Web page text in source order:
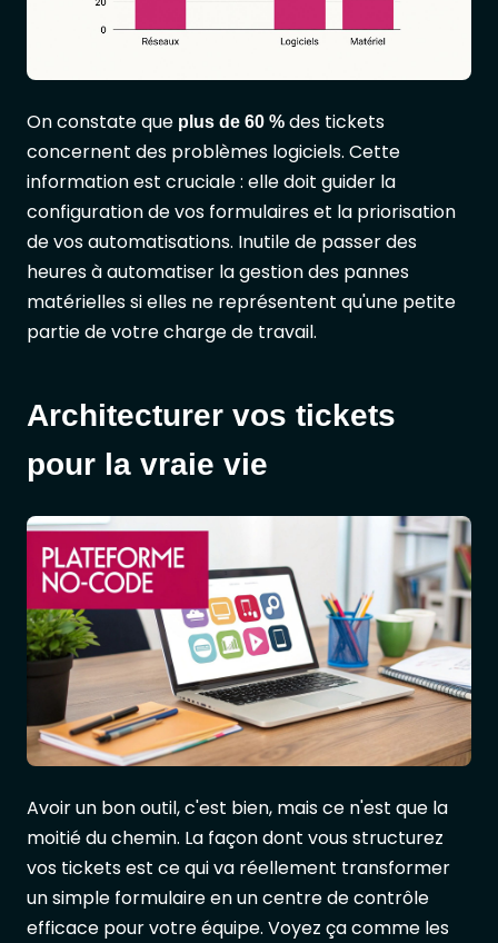
On constate que plus de 60 % des tickets
concernent des problèmes logiciels. Cette
information est cruciale : elle doit guider la
configuration de vos formulaires et la priorisation
de vos automatisations. Inutile de passer des
heures à automatiser la gestion des pannes
matérielles si elles ne représentent qu'une petite
partie de votre charge de travail.
Architecturer vos tickets
pour la vraie vie
Avoir un bon outil, c'est bien, mais ce n'est que la
moitié du chemin. La façon dont vous structurez
vos tickets est ce qui va réellement transformer
un simple formulaire en un centre de contrôle
efficace pour votre équipe. Voyez ça comme les